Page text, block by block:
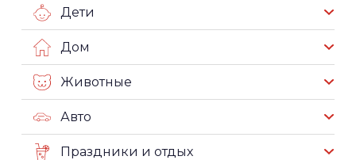
Дети
Дом
Животные
Авто
Праздники и отдых